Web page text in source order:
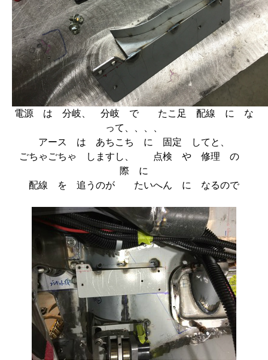
電源 は 分岐、 分岐 で たこ足 配線 に な
って、、、、
アース は あちこち に 固定 してと、
ごちゃごちゃ しますし、 点検 や 修理 の
際 に
配線 を 追うのが たいへん に なるので